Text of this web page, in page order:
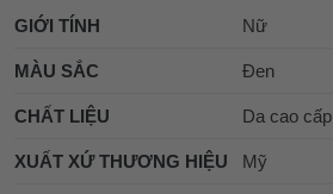
GIỚI TÍNH Nữ
MÀU SẮC Đen
CHẤT LIỆU Da cao cấp
XUẤT XỨ THƯƠNG HIỆU Mỹ